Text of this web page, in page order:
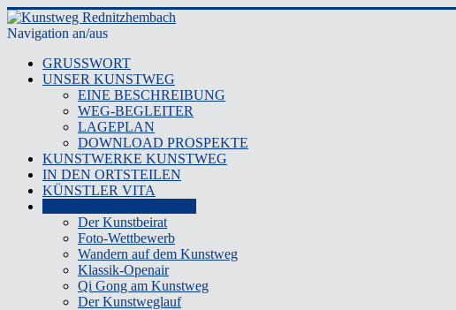
Navigation an/aus
GRUSSWORT
UNSER KUNSTWEG
EINE BESCHREIBUNG
WEG-BEGLEITER
LAGEPLAN
DOWNLOAD PROSPEKTE
KUNSTWERKE KUNSTWEG
IN DEN ORTSTEILEN
KÜNSTLER VITA
Der Kunstbeirat
Foto-Wettbewerb
Wandern auf dem Kunstweg
Klassik-Openair
Qi Gong am Kunstweg
Der Kunstweglauf